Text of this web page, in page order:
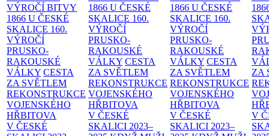
VÝROČÍ BITVY
1866 U ČESKÉ
SKALICE 160.
VÝROČÍ
PRUSKO-
RAKOUSKÉ
VÁLKY CESTA
ZA SVĚTLEM
REKONSTRUKCE
VOJENSKÉHO
HŘBITOVA
V ČESKÉ
1866 U ČESKÉ
SKALICE 160.
VÝROČÍ
PRUSKO-
RAKOUSKÉ
VÁLKY CESTA
ZA SVĚTLEM
REKONSTRUKCE
VOJENSKÉHO
HŘBITOVA
V ČESKÉ
SKALICI 2023–
1866 U ČESKÉ
SKALICE 160.
VÝROČÍ
PRUSKO-
RAKOUSKÉ
VÁLKY CESTA
ZA SVĚTLEM
REKONSTRUKCE
VOJENSKÉHO
HŘBITOVA
V ČESKÉ
SKALICI 2023–
ZA
V